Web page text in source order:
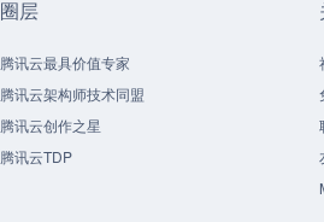
圈层
腾讯云最具价值专家
腾讯云架构师技术同盟
腾讯云创作之星
腾讯云TDP